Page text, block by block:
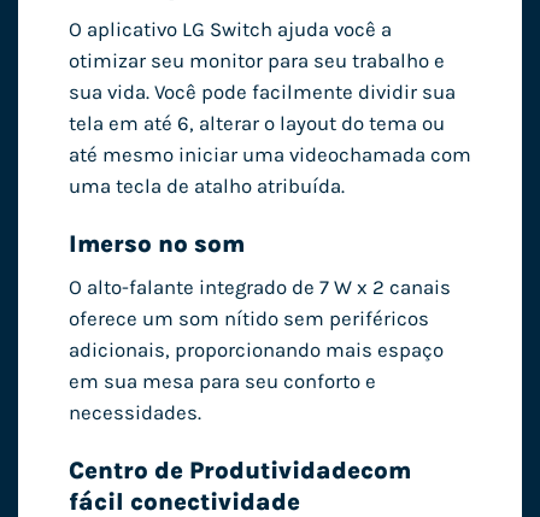
O aplicativo LG Switch ajuda você a
otimizar seu monitor para seu trabalho e
sua vida. Você pode facilmente dividir sua
tela em até 6, alterar o layout do tema ou
até mesmo iniciar uma videochamada com
uma tecla de atalho atribuída.
Imerso no som
O alto-falante integrado de 7 W x 2 canais
oferece um som nítido sem periféricos
adicionais, proporcionando mais espaço
em sua mesa para seu conforto e
necessidades.
Centro de Produtividadecom
fácil conectividade